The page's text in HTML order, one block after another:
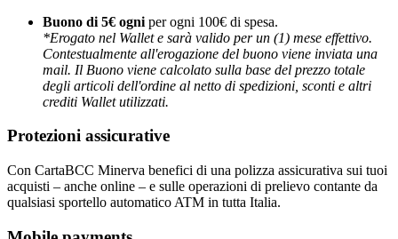
Buono di 5€ ogni per ogni 100€ di spesa.
*Erogato nel Wallet e sarà valido per un (1) mese effettivo.
Contestualmente all'erogazione del buono viene inviata una
mail. Il Buono viene calcolato sulla base del prezzo totale
degli articoli dell'ordine al netto di spedizioni, sconti e altri
crediti Wallet utilizzati.
Protezioni assicurative
Con CartaBCC Minerva benefici di una polizza assicurativa sui tuoi
acquisti – anche online – e sulle operazioni di prelievo contante da
qualsiasi sportello automatico ATM in tutta Italia.